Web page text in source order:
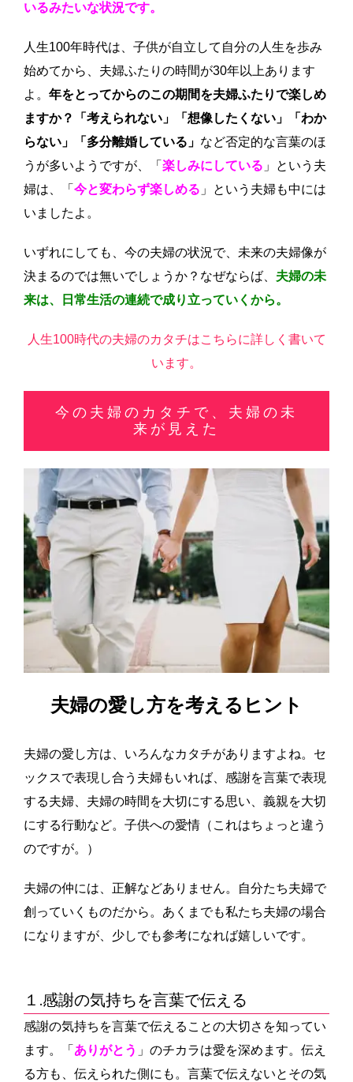
いるみたいな状況です。
人生100年時代は、子供が自立して自分の人生を歩み
始めてから、夫婦ふたりの時間が30年以上あります
よ。 年をとってからのこの期間を夫婦ふたりで楽しめ
ますか？「考えられない」「想像したくない」「わか
らない」「多分離婚している」 など否定的な言葉のほ
うが多いようですが、「 楽しみにしている 」という夫
婦は、「 今と変わらず楽しめる 」という夫婦も中には
いましたよ。
いずれにしても、今の夫婦の状況で、未来の夫婦像が
決まるのでは無いでしょうか？なぜならば、 夫婦の未
来は、日常生活の連続で成り立っていくから。
人生100時代の夫婦のカタチはこちらに詳しく書いて
います。
今の夫婦のカタチで、夫婦の未
来が見えた
夫婦の愛し方を考えるヒント
夫婦の愛し方は、いろんなカタチがありますよね。セ
ックスで表現し合う夫婦もいれば、感謝を言葉で表現
する夫婦、夫婦の時間を大切にする思い、義親を大切
にする行動など。 子供への愛情（これはちょっと違う
のですが。）
夫婦の仲には、正解などありません。自分たち夫婦で
創っていくものだから。あくまでも私たち夫婦の場合
になりますが、少しでも参考になれば嬉しいです。
１.感謝の気持ちを言葉で伝える
感謝の気持ちを言葉で伝えることの大切さを知ってい
ます。「 ありがとう 」のチカラは愛を深めます。伝え
る方も、伝えられた側にも。言葉で伝えないとその気